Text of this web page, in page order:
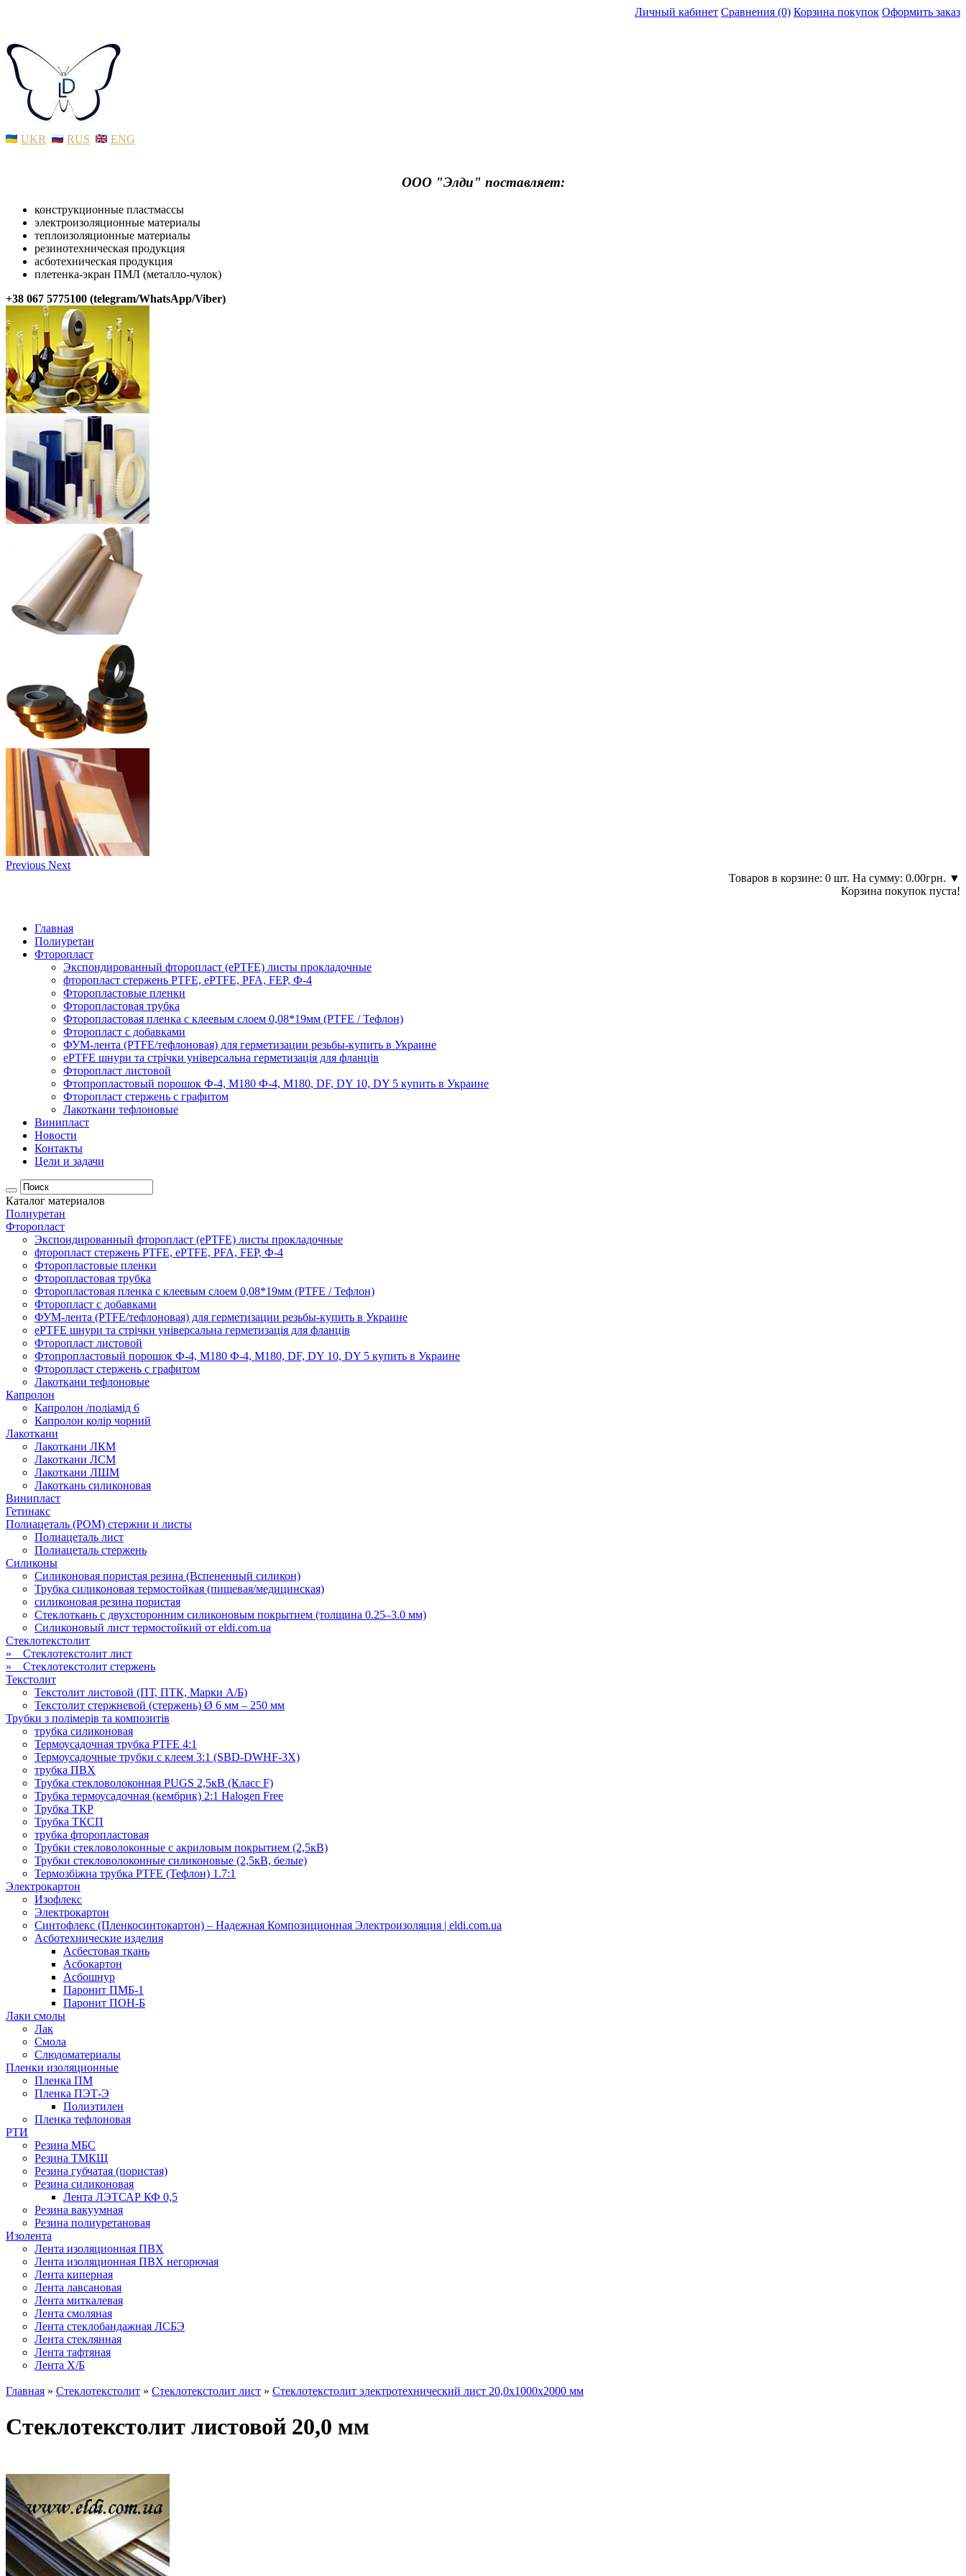
Личный кабинет Сравнения (0) Корзина покупок Оформить заказ
UKR RUS ENG
ООО "Элди" поставляет:
конструкционные пластмассы
электроизоляционные материалы
теплоизоляционные материалы
резинотехническая продукция
асботехническая продукция
плетенка-экран ПМЛ (металло-чулок)
+38 067 5775100 (telegram/WhatsApp/Viber)
Previous Next
Товаров в корзине: 0 шт. На сумму: 0.00грн. ▼
Корзина покупок пуста!
Главная
Полиуретан
Фторопласт
Экспондированный фторопласт (ePTFE) листы прокладочные
фторопласт стержень PTFE, ePTFE, PFA, FEP, Ф-4
Фторопластовые пленки
Фторопластовая трубка
Фторопластовая пленка с клеевым слоем 0,08*19мм (PTFE / Тефлон)
Фторопласт с добавками
ФУМ-лента (PTFE/тефлоновая) для герметизации резьбы-купить в Украине
ePTFE шнури та стрічки універсальна герметизація для фланців
Фторопласт листовой
Фтопропластовый порошок Ф-4, М180 Ф-4, М180, DF, DY 10, DY 5 купить в Украине
Фторопласт стержень с графитом
Лакоткани тефлоновые
Винипласт
Новости
Контакты
Цели и задачи
Каталог материалов
Полиуретан
Фторопласт
Экспондированный фторопласт (ePTFE) листы прокладочные
фторопласт стержень PTFE, ePTFE, PFA, FEP, Ф-4
Фторопластовые пленки
Фторопластовая трубка
Фторопластовая пленка с клеевым слоем 0,08*19мм (PTFE / Тефлон)
Фторопласт с добавками
ФУМ-лента (PTFE/тефлоновая) для герметизации резьбы-купить в Украине
ePTFE шнури та стрічки універсальна герметизація для фланців
Фторопласт листовой
Фтопропластовый порошок Ф-4, М180 Ф-4, М180, DF, DY 10, DY 5 купить в Украине
Фторопласт стержень с графитом
Лакоткани тефлоновые
Капролон
Капролон /поліамід 6
Капролон колір чорний
Лакоткани
Лакоткани ЛКМ
Лакоткани ЛСМ
Лакоткани ЛШМ
Лакоткань силиконовая
Винипласт
Гетинакс
Полиацеталь (POM) стержни и листы
Полиацеталь лист
Полиацеталь стержень
Силиконы
Силиконовая пористая резина (Вспененный силикон)
Трубка силиконовая термостойкая (пищевая/медицинская)
силиконовая резина пористая
Стеклоткань с двухсторонним силиконовым покрытием (толщина 0.25–3.0 мм)
Силиконовый лист термостойкий от eldi.com.ua
Стеклотекстолит
» Стеклотекстолит лист
» Стеклотекстолит стержень
Текстолит
Текстолит листовой (ПТ, ПТК, Марки А/Б)
Текстолит стержневой (стержень) Ø 6 мм – 250 мм
Трубки з полімерів та композитів
трубка силиконовая
Термоусадочная трубка PTFE 4:1
Термоусадочные трубки с клеем 3:1 (SBD-DWHF-3X)
трубка ПВХ
Трубка стекловолоконная PUGS 2,5кВ (Класс F)
Трубка термоусадочная (кембрик) 2:1 Halogen Free
Трубка ТКР
Трубка ТКСП
трубка фторопластовая
Трубки стекловолоконные с акриловым покрытием (2,5кВ)
Трубки стекловолоконные силиконовые (2,5кВ, белые)
Термозбіжна трубка PTFE (Тефлон) 1.7:1
Электрокартон
Изофлекс
Электрокартон
Синтофлекс (Пленкосинтокартон) – Надежная Композиционная Электроизоляция | eldi.com.ua
Асботехнические изделия
Асбестовая ткань
Асбокартон
Асбошнур
Паронит ПМБ-1
Паронит ПОН-Б
Лаки смолы
Лак
Смола
Слюдоматериалы
Пленки изоляционные
Пленка ПМ
Пленка ПЭТ-Э
Полиэтилен
Пленка тефлоновая
РТИ
Резина МБС
Резина ТМКЩ
Резина губчатая (пористая)
Резина силиконовая
Лента ЛЭТСАР КФ 0,5
Резина вакуумная
Резина полиуретановая
Изолента
Лента изоляционная ПВХ
Лента изоляционная ПВХ негорючая
Лента киперная
Лента лавсановая
Лента миткалевая
Лента смоляная
Лента стеклобандажная ЛСБЭ
Лента стеклянная
Лента тафтяная
Лента Х/Б
Главная » Стеклотекстолит » Стеклотекстолит лист » Стеклотекстолит электротехнический лист 20,0х1000х2000 мм
Стеклотекстолит листовой 20,0 мм